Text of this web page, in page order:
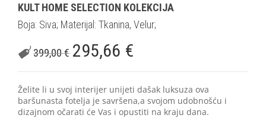
KULT HOME SELECTION KOLEKCIJA
Boja: Siva; Materijal: Tkanina, Velur;
399,00€ 295,66 €
Želite li u svoj interijer unijeti dašak luksuza ova
baršunasta fotelja je savršena,a svojom udobnošću i
dizajnom očarati će Vas i opustiti na kraju dana.